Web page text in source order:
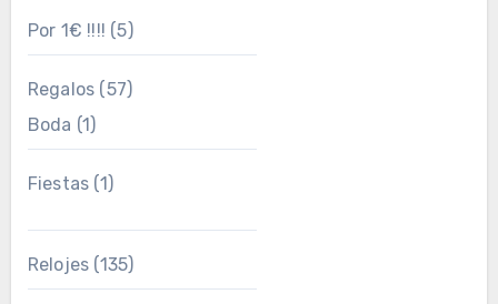
Por 1€ !!!! (5)
Regalos (57)
Boda (1)
Fiestas (1)
Relojes (135)